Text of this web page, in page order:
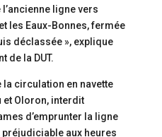
ligne vers
les Eaux-Bonnes, fermée
déclassée », explique
de la DUT.
la circulation en navette
et Oloron, interdit
d’emprunter la ligne
aux heures